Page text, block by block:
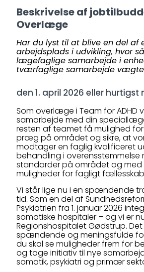
Beskrivelse af
Overlæge
Har du lyst til at blive en del af
arbejdsplads i udvikling, hvor
lægefaglige samarbejde i
tværfaglige samarbejde
den 1. april 2026 eller hurtigst
Som overlæge i Team for ADHD
samarbejde med din
resten af teamet få mulighed
præg på området og sikre, at
modtager en faglig kvalificeret
behandling i overensstemmelse
standarder på området og
muligheder for fagligt
Vi står lige nu i en spændende
tid. Som en del af
Psykiatrien fra 1. januar 2026
somatiske hospitaler – og vi er
Regionshospitalet Gødstrup.
spændende og meningsfulde
du skal se muligheder frem for
og tage initiativ til nye
somatik, psykiatri og primær